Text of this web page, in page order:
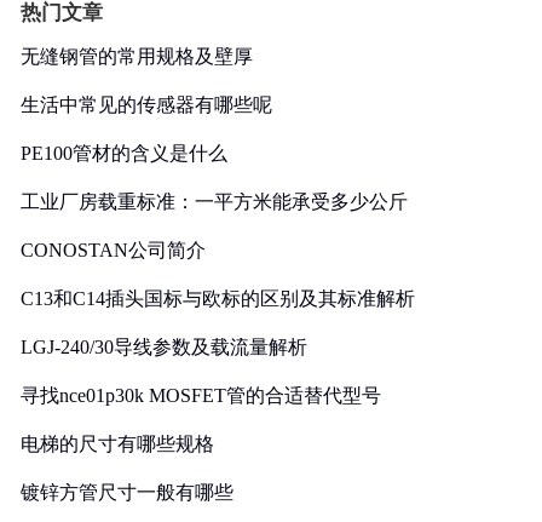
热门文章
无缝钢管的常用规格及壁厚
生活中常见的传感器有哪些呢
PE100管材的含义是什么
工业厂房载重标准：一平方米能承受多少公斤
CONOSTAN公司简介
C13和C14插头国标与欧标的区别及其标准解析
LGJ-240/30导线参数及载流量解析
寻找nce01p30k MOSFET管的合适替代型号
电梯的尺寸有哪些规格
镀锌方管尺寸一般有哪些